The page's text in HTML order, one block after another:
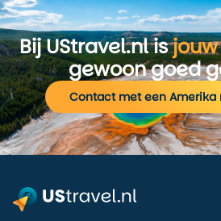
Bij UStravel.nl is
gewoon goed
Contact met een Amerika